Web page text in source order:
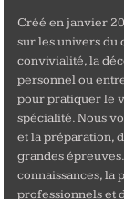
Créé en janvier
sur les univers du
convivialité, la
personnel ou
pour pratiquer le
spécialité. Nous
et la préparation,
grandes
connaissances, la
professionnels et